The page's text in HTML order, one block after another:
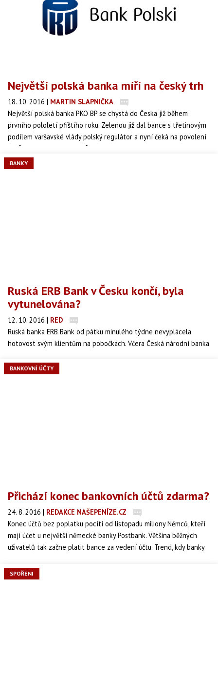
Největší polská banka míří na český trh
18. 10. 2016 | MARTIN SLAPNIČKA
Největší polská banka PKO BP se chystá do Česka již během
prvního pololetí příštího roku. Zelenou již dal bance s třetinovým
podílem varšavské vlády polský regulátor a nyní čeká na povolení
od České národní banky (ČNB).
BANKY
Ruská ERB Bank v Česku končí, byla
vytunelována?
12. 10. 2016 | RED
Ruská banka ERB Bank od pátku minulého týdne nevyplácela
hotovost svým klientům na pobočkách. Včera Česká národní banka
delší dobu. Byla vytunelována? A co čeká její klienty?
BANKOVNÍ ÚČTY
Přichází konec bankovních účtů zdarma?
24. 8. 2016 | REDAKCE NAŠEPENÍZE.CZ
Konec účtů bez poplatku pocítí od listopadu miliony Němců, kteří
mají účet u největší německé banky Postbank. Většina běžných
uživatelů tak začne platit bance za vedení účtu. Trend, kdy banky
SPOŘENÍ